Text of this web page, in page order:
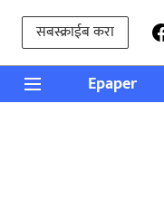
सबस्क्राईब करा
Epaper